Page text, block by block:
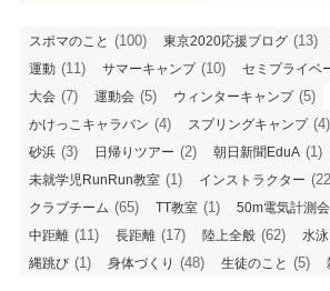
スポマのこと (100) 東京2020応援ブログ (13)
運動 (11) サマーキャンプ(10) セミプライベ
大会 (7) 運動会 (5) ウィンターキャンプ(5)
かけっこキャラバン (4) スプリングキャンプ(4)
砂浜 (3) 日帰りツアー (2) 朝日新聞EduA (1)
未就学児RunRun教室 (1) インストラクター
クラブチーム (65) TT教室 (1) 50m電気計測会
中距離 (11) 長距離 (17) 陸上全般 (62) 水泳
縄跳び (1) 身体づくり (48) 生徒のこと (5)